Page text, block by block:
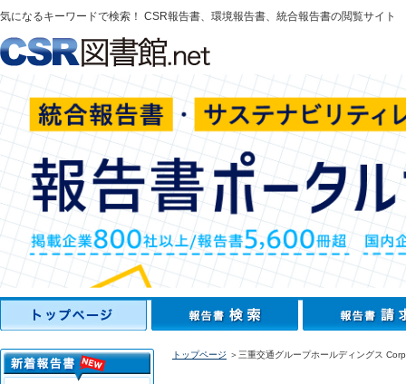
気になるキーワードで検索！ CSR報告書、環境報告書、統合報告書の閲覧サイト
トップページ ＞三重交通グループホールディングス